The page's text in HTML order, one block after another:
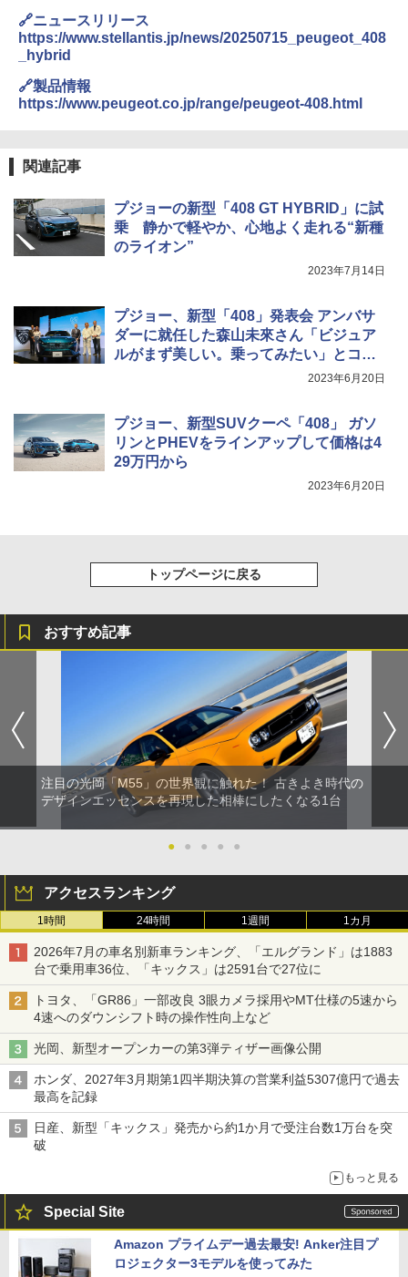
🔗ニュースリリース
https://www.stellantis.jp/news/20250715_peugeot_408
_hybrid
🔗製品情報
https://www.peugeot.co.jp/range/peugeot-408.html
関連記事
プジョーの新型「408 GT HYBRID」に試
乗 静かで軽やか、心地よく走れる“新種
のライオン”
2023年7月14日
プジョー、新型「408」発表会 アンバサ
ダーに就任した森山未來さん「ビジュア
ルがまず美しい。乗ってみたい」とコメ
2023年6月20日
プジョー、新型SUVクーペ「408」 ガソ
リンとPHEVをラインアップして価格は4
29万円から
2023年6月20日
トップページに戻る
おすすめ記事
注目の光岡「M55」の世界観に触れた！ 古きよき時代の
デザインエッセンスを再現した相棒にしたくなる1台
● ● ● ● ●
アクセスランキング
1時間 24時間 1週間 1カ月
2026年7月の車名別新車ランキング、「エルグランド」は1883
台で乗用車36位、「キックス」は2591台で27位に
トヨタ、「GR86」一部改良 3眼カメラ採用やMT仕様の5速から
4速へのダウンシフト時の操作性向上など
光岡、新型オープンカーの第3弾ティザー画像公開
ホンダ、2027年3月期第1四半期決算の営業利益5307億円で過去
最高を記録
日産、新型「キックス」発売から約1か月で受注台数1万台を突
破
もっと見る
Special Site
Amazon プライムデー過去最安! Anker注目プ
ロジェクター3モデルを使ってみた